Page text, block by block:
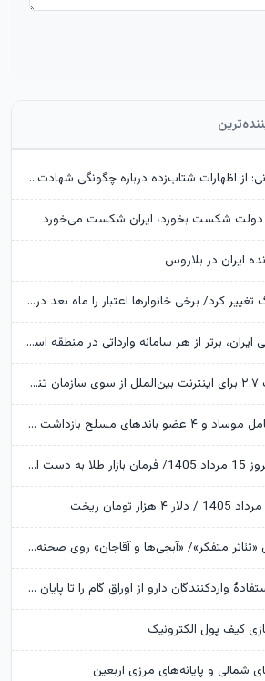
خانواده شهید لاریجانی: از اظهارات شتاب‌زده درباره چگونگی شهادت اجتناب کنید
دولت شکست بخورد، ایران شکست می‌خورد
ایران در بلاروس
زمانبندی شارژ کالابرگ تغییر کرد/ برخی خانوارها اعتبار را ماه بعد دریافت می‌کنند
ابن‌الرضا: فناوری بومی ایران، برتر از هر سامانه وارداتی در منطقه است
تکذیب اعمال ضریب ۲.۷ برای اینترنت بین‌الملل از سوی سازمان تنظیم مقررات
وزارت اطلاعات: ۲۱ عامل موساد و ۴ عضو باندهای مسلح بازداشت شدند
قیمت طلا و سکه امروز 15 مرداد 1405/ فرمان بازار طلا به دست اونس جهانی افتاد
آرزوهای ایرج راد برای «تئاتر متفکر»/ «آبجی‌ها و آقاجان» روی صحنه می‌رود
بانک مرکزی امکان استفادۀ واردکنندگان دارو از اوراق گام را تا پایان امسال تمدید کرد
کیف پول الکترونیک
شمالی و پایانه‌های مرزی اربعین